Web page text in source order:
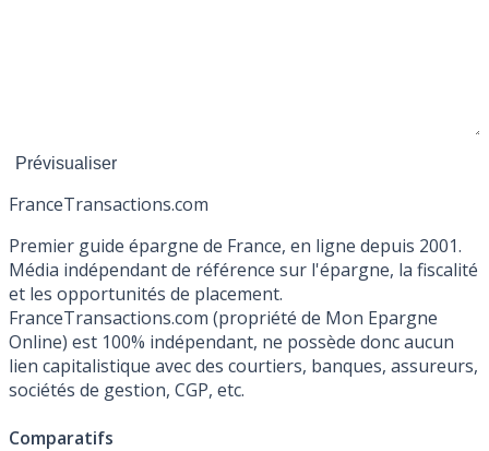
FranceTransactions.com
Premier guide épargne de France, en ligne depuis 2001.
Média indépendant de référence sur l'épargne, la fiscalité
et les opportunités de placement.
FranceTransactions.com (propriété de Mon Epargne
Online) est 100% indépendant, ne possède donc aucun
lien capitalistique avec des courtiers, banques, assureurs,
sociétés de gestion, CGP, etc.
Comparatifs